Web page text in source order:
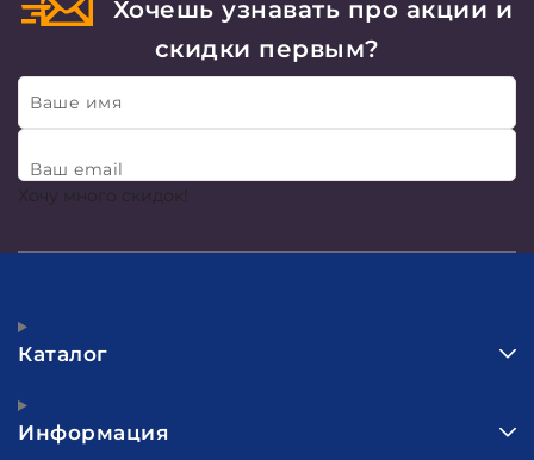
Хочешь узнавать про акции и
скидки первым?
Ваше имя
Ваш email
Хочу много скидок!
Каталог
Информация